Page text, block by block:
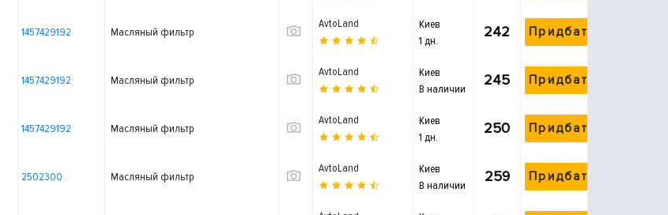
1457429192 Масляный фильтр
AvtoLand
Киев
1 дн.
242 Придбати
1457429192 Масляный фильтр
AvtoLand
Киев
В наличии
245 Придбати
1457429192 Масляный фильтр
AvtoLand
Киев
1 дн.
250 Придбати
2502300 Масляный фильтр
AvtoLand
Киев
В наличии
259 Придбати